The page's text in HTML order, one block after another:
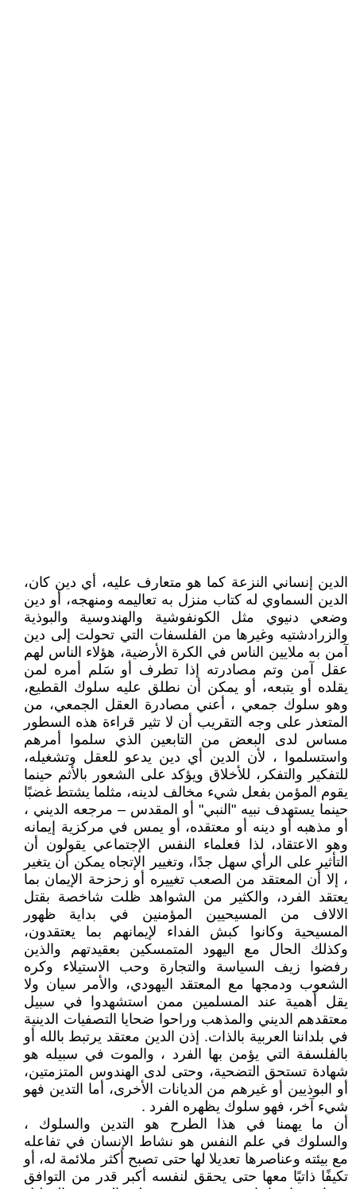
الدين إنساني النزعة كما هو متعارف عليه، أي دين كان،
الدين السماوي له كتاب منزل به تعاليمه ومنهجه، أو دين
وضعي دنيوي مثل الكونفوشية والهندوسية والبوذية
والزرادشتيه وغيرها من الفلسفات التي تحولت إلى دين
آمن به ملايين الناس في الكرة الأرضية، هؤلاء الناس لهم
عقل آمن وتم مصادرته إذا تطرف أو سَلم أمره لمن
يقلده أو يتبعه، أو يمكن أن نطلق عليه سلوك القطيع،
وهو سلوك جمعي ، أعني مصادرة العقل الجمعي، من
المتعذر على وجه التقريب أن لا تثير قراءة هذه السطور
مساس لدى البعض من التابعين الذي سلموا أمرهم
واستسلموا ، لأن الدين أي دين يدعو للعقل وتشغيله،
للتفكير والتفكر، للأخلاق ويؤكد على الشعور بالأثم حينما
يقوم المؤمن بفعل شيء مخالف لدينه، مثلما يشتط غضبًا
حينما يستهدف نبيه "النبي" أو المقدس – مرجعه الديني ،
أو مذهبه أو دينه أو معتقده، أو يمس في مركزية إيمانه
وهو الاعتقاد، لذا فعلماء النفس الإجتماعي يقولون أن
التأثير على الرأي سهل جدًا، وتغيير الإتجاه يمكن أن يتغير
، إلا أن المعتقد من الصعب تغييره أو زحزحة الإيمان بما
يعتقد الفرد، والكثير من الشواهد ظلت شاخصة بقتل
الالاف من المسيحيين المؤمنين في بداية ظهور
المسيحية وكانوا كبش الفداء لإيمانهم بما يعتقدون،
وكذلك الحال مع اليهود المتمسكين بعقيدتهم والذين
رفضوا زيف السياسة والتجارة وحب الاستيلاء وكره
الشعوب ودمجها مع المعتقد اليهودي، والأمر سيان ولا
يقل أهمية عند المسلمين ممن استشهدوا في سبيل
معتقدهم الديني والمذهب وراحوا ضحايا التصفيات الدينية
في بلداننا العربية بالذات. إذن الدين معتقد يرتبط بالله أو
بالفلسفة التي يؤمن بها الفرد ، والموت في سبيله هو
شهادة تستحق التضحية، وحتى لدى الهندوس المتزمتين،
أو البوذيين أو غيرهم من الديانات الأخرى، أما التدين فهو
شيء آخر، فهو سلوك يظهره الفرد .
أن ما يهمنا في هذا الطرح هو التدين والسلوك ،
والسلوك في علم النفس هو نشاط الإنسان في تفاعله
مع بيئته وعناصرها تعديلا لها حتى تصبح أكثر ملائمة له، أو
تكيفًا ذاتيًا معها حتى يحقق لنفسه أكبر قدر من التوافق